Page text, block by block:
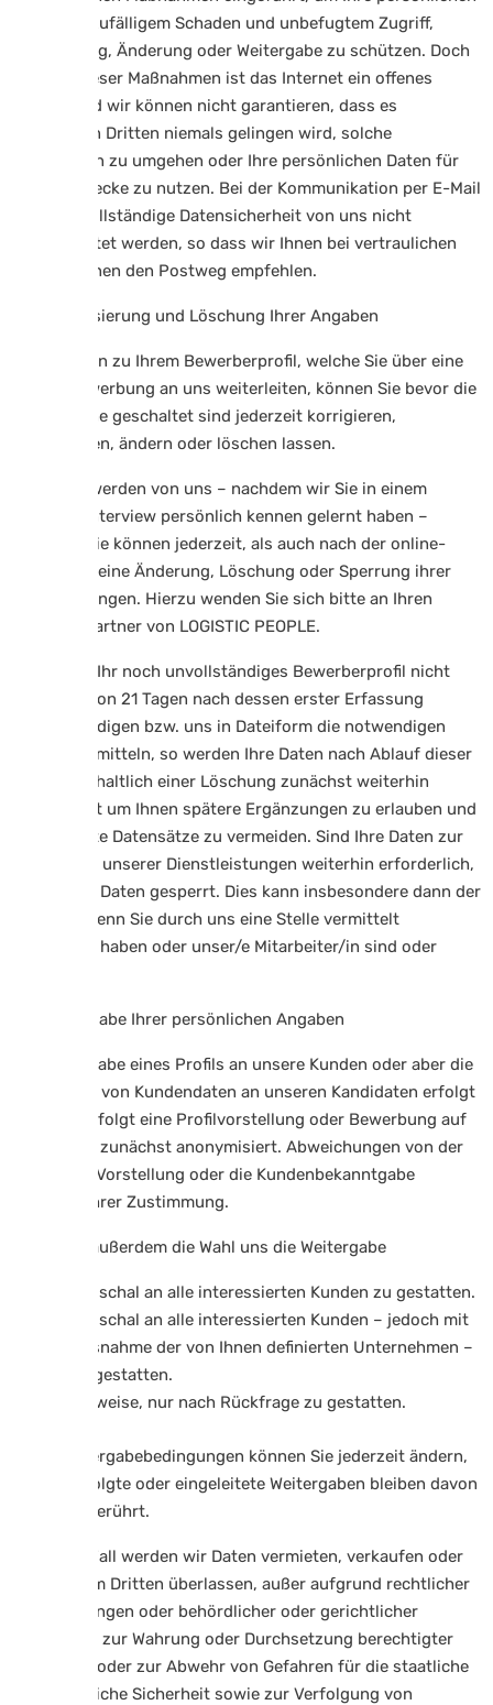
Daten vor zufälligem Schaden und unbefugtem Zugriff,
Verwendung, Änderung oder Weitergabe zu schützen. Doch
trotz all dieser Maßnahmen ist das Internet ein offenes
System und wir können nicht garantieren, dass es
unbefugten Dritten niemals gelingen wird, solche
Maßnahmen zu umgehen oder Ihre persönlichen Daten für
fremde Zwecke zu nutzen. Bei der Kommunikation per E-Mail
kann die vollständige Datensicherheit von uns nicht
gewährleistet werden, so dass wir Ihnen bei vertraulichen
Informationen den Postweg empfehlen.
4.7 Aktualisierung und Löschung Ihrer Angaben
Die Angaben zu Ihrem Bewerberprofil, welche Sie über eine
Online-Bewerbung an uns weiterleiten, können Sie bevor die
Daten online geschaltet sind jederzeit korrigieren,
aktualisieren, ändern oder löschen lassen.
Die Daten werden von uns – nachdem wir Sie in einem
Bewerberinterview persönlich kennen gelernt haben –
gesperrt. Sie können jederzeit, als auch nach der online-
Schaltung, eine Änderung, Löschung oder Sperrung ihrer
Daten verlangen. Hierzu wenden Sie sich bitte an Ihren
Ansprechpartner von LOGISTIC PEOPLE.
Sollten Sie Ihr noch unvollständiges Bewerberprofil nicht
innerhalb von 21 Tagen nach dessen erster Erfassung
vervollständigen bzw. uns in Dateiform die notwendigen
Daten übermitteln, so werden Ihre Daten nach Ablauf dieser
Frist vorbehaltlich einer Löschung zunächst weiterhin
gespeichert um Ihnen spätere Ergänzungen zu erlauben und
um doppelte Datensätze zu vermeiden. Sind Ihre Daten zur
Erbringung unserer Dienstleistungen weiterhin erforderlich,
werden die Daten gesperrt. Dies kann insbesondere dann der
Fall sein, wenn Sie durch uns eine Stelle vermittelt
bekommen haben oder unser/e Mitarbeiter/in sind oder
4.8 Weitergabe Ihrer persönlichen Angaben
Die Weitergabe eines Profils an unsere Kunden oder aber die
Weitergabe von Kundendaten an unseren Kandidaten erfolgt
nicht, so erfolgt eine Profilvorstellung oder Bewerbung auf
ein Mandat zunächst anonymisiert. Abweichungen von der
anonymen Vorstellung oder die Kundenbekanntgabe
bedürfen Ihrer Zustimmung.
Sie haben außerdem die Wahl uns die Weitergabe
pauschal an alle interessierten Kunden zu gestatten.
pauschal an alle interessierten Kunden – jedoch mit
Ausnahme der von Ihnen definierten Unternehmen –
zu gestatten.
fallweise, nur nach Rückfrage zu gestatten.
Diese Weitergabebedingungen können Sie jederzeit ändern,
bereits erfolgte oder eingeleitete Weitergaben bleiben davon
jedoch unberührt.
In keinem Fall werden wir Daten vermieten, verkaufen oder
sonst einem Dritten überlassen, außer aufgrund rechtlicher
Verpflichtungen oder behördlicher oder gerichtlicher
Anordnung zur Wahrung oder Durchsetzung berechtigter
Interessen oder zur Abwehr von Gefahren für die staatliche
und öffentliche Sicherheit sowie zur Verfolgung von